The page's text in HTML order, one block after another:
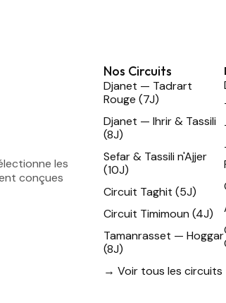
les
conçues
Nos Circuits
Djanet — Tadrart
Rouge (7J)
Djanet — Ihrir & Tassili
(8J)
Sefar & Tassili n'Ajjer
(10J)
Circuit Taghit (5J)
Circuit Timimoun (4J)
Tamanrasset — Hoggar
(8J)
→ Voir tous les circuits